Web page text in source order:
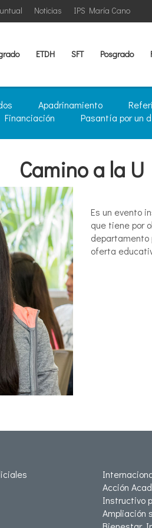
IPS María Cano
Noticias
ETDH SFT Posgrado
Apadrinamiento
Financiación
Pasantía por un
Camino a la U
Es un evento
que tiene por
departamento
oferta
Acción
Instructivo
Ampliación